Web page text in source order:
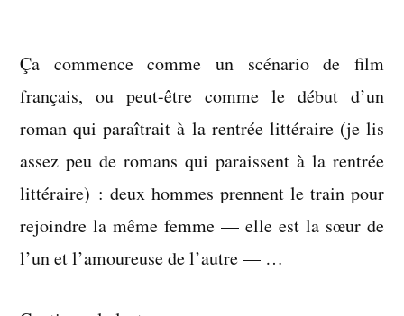
Ça commence comme un scénario de film
français, ou peut-être comme le début d’un
roman qui paraîtrait à la rentrée littéraire (je lis
assez peu de romans qui paraissent à la rentrée
littéraire) : deux hommes prennent le train pour
rejoindre la même femme — elle est la sœur de
l’un et l’amoureuse de l’autre — …